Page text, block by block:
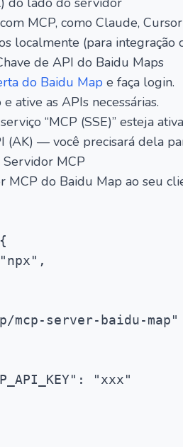
MCP, como Claude,
localmente (para integração
de API do Baidu Maps
do Baidu Map e faça login.
ative as APIs necessárias.
“MCP (SSE)” esteja
(AK) — você precisará dela
Servidor MCP
MCP do Baidu Map ao seu
mcp-server-baidu-map"
"xxx"